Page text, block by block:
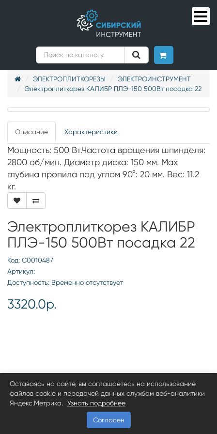
ЭЛЕКТРОПЛИТКОРЕЗЫ
ЭЛЕКТРОИНСТРУМЕНТ
Электроплиткорез КАЛИБР ПЛЭ-150 500Вт посадка 22
Описание Характеристики
Мощность: 500 Вт.Частота вращения шпинделя:
2800 об/мин. Диаметр диска: 150 мм. Max
глубина пропила под углом 90°: 20 мм. Вес: 11.2
кг.
Электроплиткорез КАЛИБР
ПЛЭ-150 500Вт посадка 22
Код: С0010487
Артикул:
Доступность: Временно отсутствует
3320.0р.
Оставаясь на сайте, вы соглашаетесь на использование
файлов cookie и передачей данных службам веб-аналитики
Яндекс.Метрика.
Узнать подробнее
Согласен